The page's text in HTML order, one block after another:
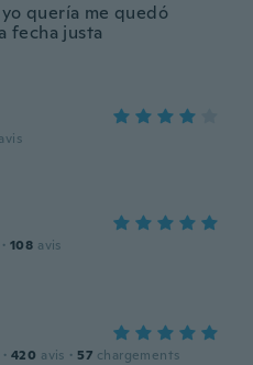
quería me quedó
fecha justa
avis
· 108 avis
· 420 avis · 57 chargements